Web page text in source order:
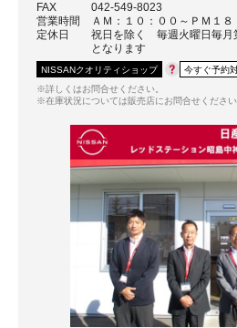
FAX
042-549-8023
営業時間
ＡＭ：１０：００～ＰＭ１８
定休日
祝日を除く 毎週火曜日毎月
となります
NISSANクオリティショップ
今すぐ予約
※詳しくはお問合せください。
※在庫状況については販売店にお問合せください